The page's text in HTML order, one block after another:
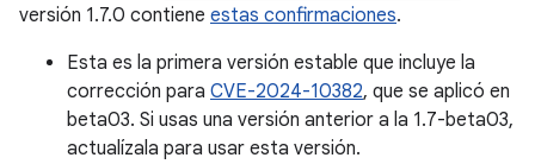
versión 1.7.0 contiene estas confirmaciones.
Esta es la primera versión estable que incluye la
corrección para CVE-2024-10382, que se aplicó en
beta03. Si usas una versión anterior a la 1.7-beta03,
actualízala para usar esta versión.